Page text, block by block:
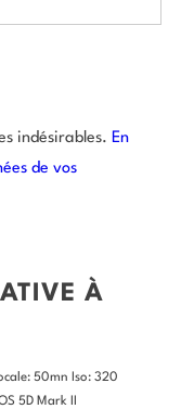
indésirables. En
de vos
À
50mn Iso: 320
5D Mark II